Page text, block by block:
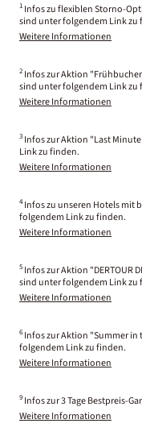
1 Infos zu flexiblen Storno-
sind unter folgendem Link zu
Weitere Informationen
2 Infos zur Aktion
sind unter folgendem Link zu
Weitere Informationen
3 Infos zur Aktion "Last
Link zu finden.
Weitere Informationen
4 Infos zu unseren Hotels mit
folgendem Link zu finden.
Weitere Informationen
5 Infos zur Aktion "DERTOUR
sind unter folgendem Link zu
Weitere Informationen
6 Infos zur Aktion "Summer in
folgendem Link zu finden.
Weitere Informationen
9 Infos zur 3 Tage Bestpreis-
Weitere Informationen